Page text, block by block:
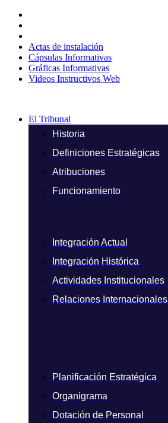
contenido
Actas de instalación
Cápsulas Informativas
Gráficas Informativas
Videos Instructivos Web
El Tribunal
Historia
Definiciones Estratégicas
Atribuciones
Funcionamiento
Integración Actual
Integración Histórica
Actividades Institucionales
Relaciones Internacionales
Planificación Estratégica
Organigrama
Dotación de Personal